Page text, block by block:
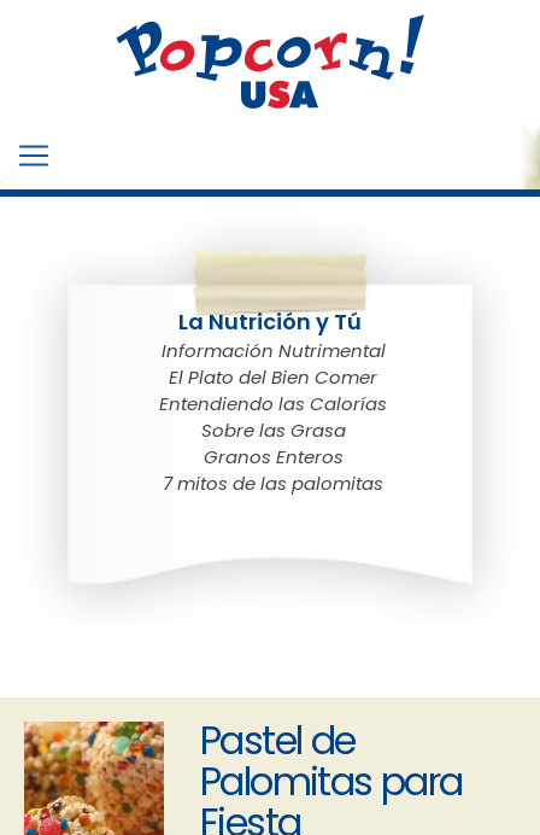
La Nutrición y Tú
Información Nutrimental
El Plato del Bien Comer
Entendiendo las Calorías
Sobre las Grasa
Granos Enteros
7 mitos de las palomitas
Pastel de
Palomitas para
Fiesta